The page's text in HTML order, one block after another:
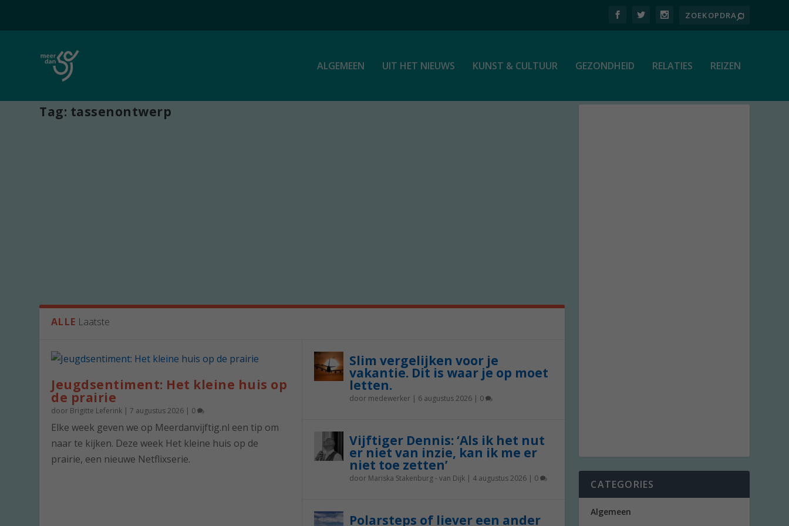
ALGEMEEN UIT HET NIEUWS KUNST & CULTUUR GEZONDHEID RELATIES REIZEN
Tag: tassenontwerp
ALLE Laatste
Jeugdsentiment: Het kleine huis op
de prairie
door Brigitte Leferink |7 augustus 2026 | 0
Elke week geven we op Meerdanvijftig.nl een tip om
naar te kijken. Deze week Het kleine huis op de
prairie, een nieuwe Netflixserie.
Slim vergelijken voor je
vakantie. Dit is waar je op moet
letten.
door medewerker| 6 augustus 2026| 0
Vijftiger Dennis: ‘Als ik het nut
er niet van inzie, kan ik me er
niet toe zetten’
door Mariska Stakenburg - van Dijk| 4 augustus 2026| 0
Polarsteps of liever een ander
CATEGORIES
Algemeen